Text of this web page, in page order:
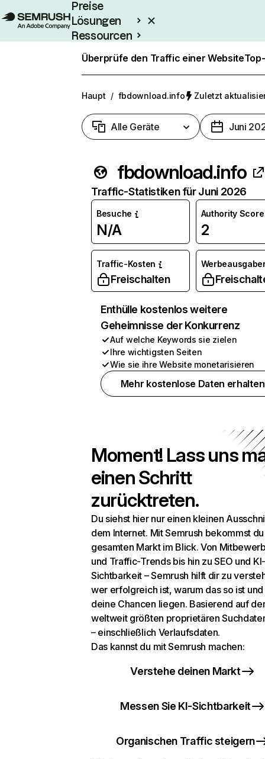
Preise
Lösungen
Ressourcen
Enterprise
Überprüfe den Traffic einer Website
Haupt / fbdownload.info Zuletzt
Alle Geräte Juni
fbdownload.info
Traffic-Statistiken für Juni 2026
Besuche
N/A
Authority Score
2
Traffic-Kosten
Freischalten
Enthülle kostenlos weitere
Geheimnisse der Konkurrenz
Auf welche Keywords sie zielen
Ihre wichtigsten Seiten
Wie sie ihre Website monetarisieren
Mehr kostenlose Daten erhalten
Moment! Lass uns
einen Schritt
zurücktreten.
Du siehst hier nur einen kleinen
dem Internet. Mit Semrush bekommst
gesamten Markt im Blick. Von
und Traffic-Trends bis hin zu SEO und KI-
Sichtbarkeit – Semrush hilft dir zu
wer erfolgreich ist, warum das so ist
deine Chancen liegen. Basierend auf
weltweit größten proprietären
– einschließlich Verlaufsdaten.
Das kannst du mit Semrush machen:
Verstehe deinen Markt
Messen Sie KI-Sichtbarkeit
Organischen Traffic steigern